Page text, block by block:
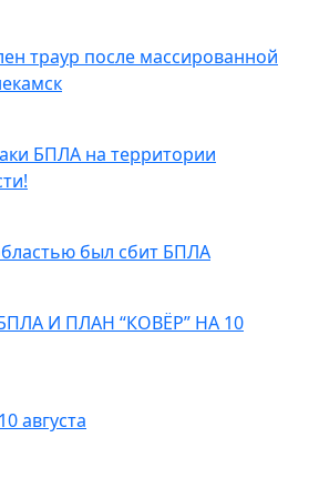
траур после массированной
БПЛА на территории
был сбит БПЛА
И ПЛАН “КОВЁР” НА 10
августа